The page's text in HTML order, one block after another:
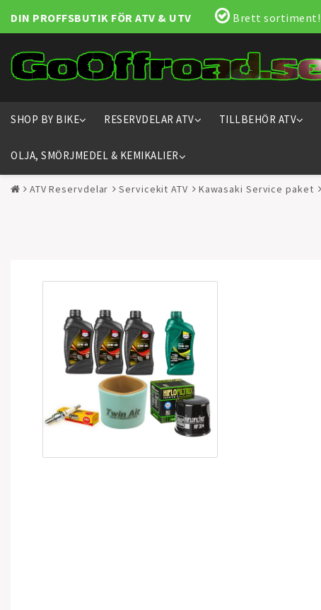
DIN PROFFSBUTIK FÖR ATV & UTV Brett sortiment!
SHOP BY BIKE RESERVDELAR ATV TILLBEHÖR ATV
OLJA, SMÖRJMEDEL & KEMIKALIER
ATV Reservdelar Servicekit ATV Kawasaki Service paket